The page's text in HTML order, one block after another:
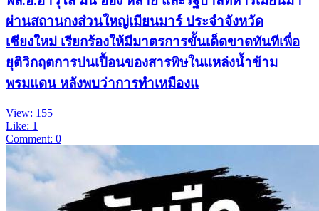
ผ่านสถานกงส่วนใหญ่เมียนมาร์ ประจำจังหวัด
เชียงใหม่ เรียกร้องให้มีมาตรการขั้นเด็ดขาดทันทีเพื่อ
ยุติวิกฤตการปนเปื้อนของสารพิษในแหล่งน้ำข้าม
พรมแดน หลังพบว่าการทำเหมืองแ
View: 155
Like: 1
Comment: 0